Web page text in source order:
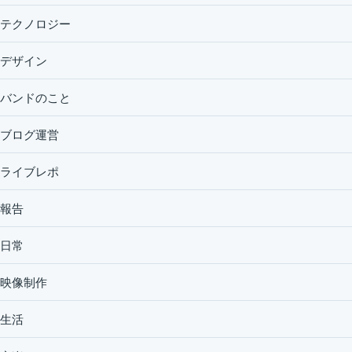
テクノロジー
デザイン
バンドのこと
ブログ運営
ライブレポ
報告
日常
映像制作
生活